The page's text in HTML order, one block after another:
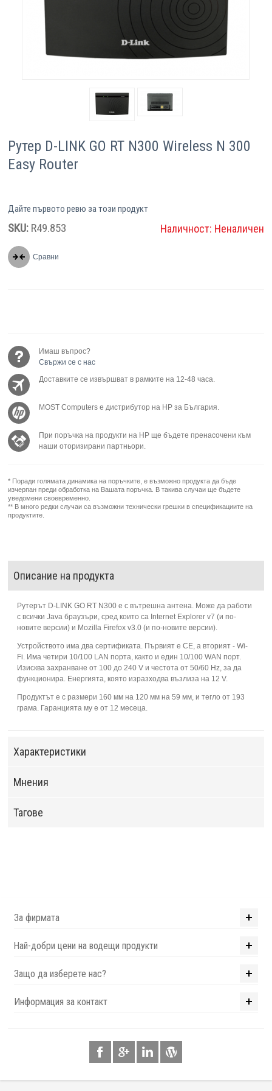
Компютри
Сървъри
Аксесоари
Смартфони
Рутер D-LINK GO RT N300 Wireless N 300
Easy Router
Дайте първото ревю за този продукт
SKU: R49.853 Наличност: Неналичен
Сравни
Имаш въпрос?
Свържи се с нас
Доставките се извършват в рамките на 12-48 часа.
MOST Computers е дистрибутор на HP за България.
При поръчка на продукти на HP ще бъдете пренасочени към
наши оторизирани партньори.
* Поради голямата динамика на поръчките, е възможно продукта да бъде
изчерпан преди обработка на Вашата поръчка. В такива случаи ще бъдете
уведомени своевременно.
** В много редки случаи са възможни технически грешки в спецификациите на
продуктите.
Описание на продукта
Рутерът D-LINK GO RT N300 е с вътрешна антена. Може да работи
с всички Java браузъри, сред които са Internet Explorer v7 (и по-
новите версии) и Mozilla Firefox v3.0 (и по-новите версии).
Устройството има два сертификата. Първият е CE, а вторият - Wi-
Fi. Има четири 10/100 LAN порта, както и един 10/100 WAN порт.
Изисква захранване от 100 до 240 V и честота от 50/60 Hz, за да
функционира. Енергията, която изразходва възлиза на 12 V.
Продуктът е с размери 160 мм на 120 мм на 59 мм, и тегло от 193
грама. Гаранцията му е от 12 месеца.
Характеристики
Мнения
Тагове
За фирмата
Най-добри цени на водещи продукти
Защо да изберете нас?
Информация за контакт